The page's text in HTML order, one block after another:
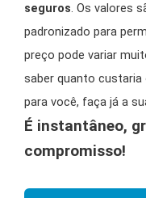
seguros. Os valores
padronizado para
preço pode variar
saber quanto custaria
para você, faça já a
É instantâneo,
compromisso!